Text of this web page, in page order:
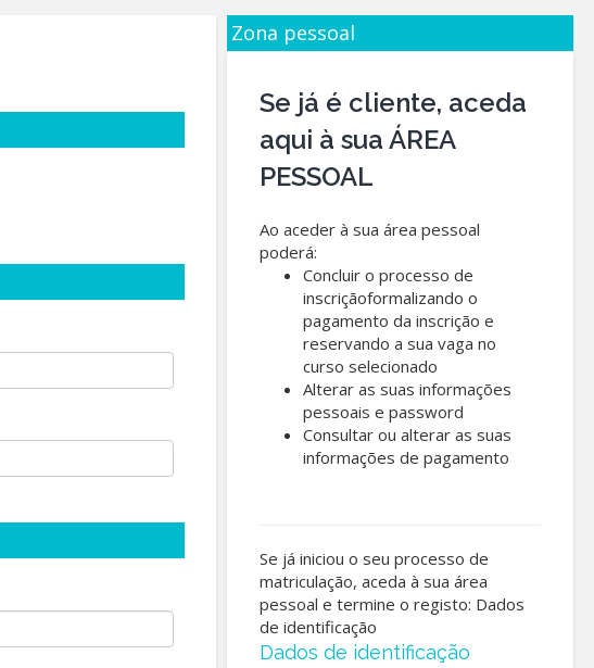
Zona pessoal
Se já é cliente, aceda
aqui à sua ÁREA
PESSOAL
Ao aceder à sua área pessoal
poderá:
Concluir o processo de
inscriçãoformalizando o
pagamento da inscrição e
reservando a sua vaga no
curso selecionado
Alterar as suas informações
pessoais e password
Consultar ou alterar as suas
informações de pagamento
Se já iniciou o seu processo de
matriculação, aceda à sua área
pessoal e termine o registo: Dados
de identificação
Dados de identificação